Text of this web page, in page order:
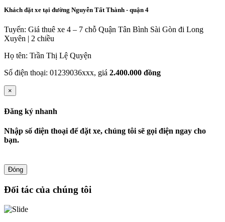
Khách đặt xe tại đường Nguyễn Tất Thành - quận 4
Tuyến: Giá thuê xe 4 – 7 chỗ Quận Tân Bình Sài Gòn đi Long
Xuyên | 2 chiều
Họ tên: Trần Thị Lệ Quyện
Số điện thoại: 01239036xxx, giá 2.400.000 đồng
×
Đăng ký nhanh
Nhập số điện thoại để đặt xe, chúng tôi sẽ gọi điện ngay cho
bạn.
Đóng
Đối tác của chúng tôi